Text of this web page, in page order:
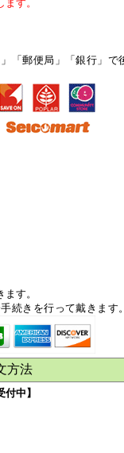
ます。
「郵便局」「銀行」で後
ます。
続きを行って戴きます。
法